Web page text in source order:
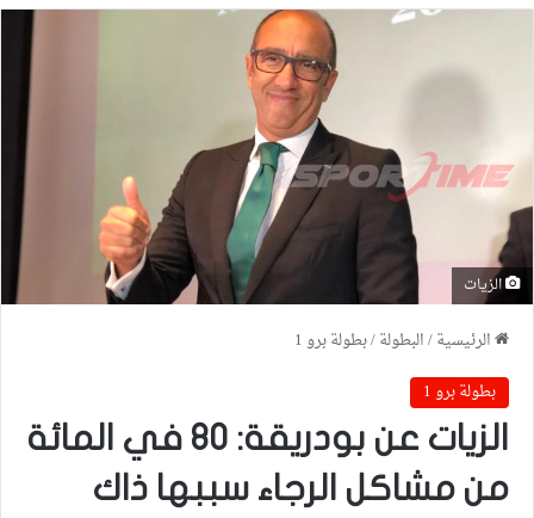
الزيات
الرئيسية/البطولة/بطولة برو 1
بطولة برو 1
الزيات عن بودريقة: 80 في المائة
من مشاكل الرجاء سببها ذاك